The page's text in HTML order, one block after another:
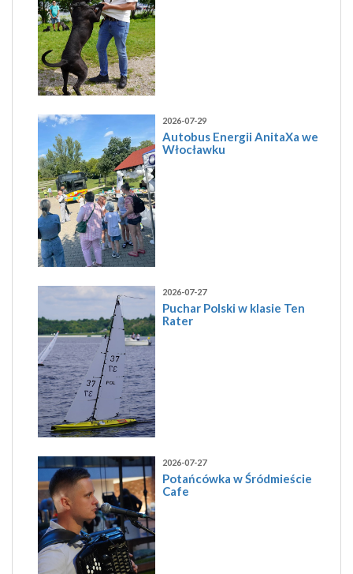
2026-07-29
Autobus Energii AnitaXa we
Włocławku
2026-07-27
Puchar Polski w klasie Ten
Rater
2026-07-27
Potańcówka w Śródmieście
Cafe